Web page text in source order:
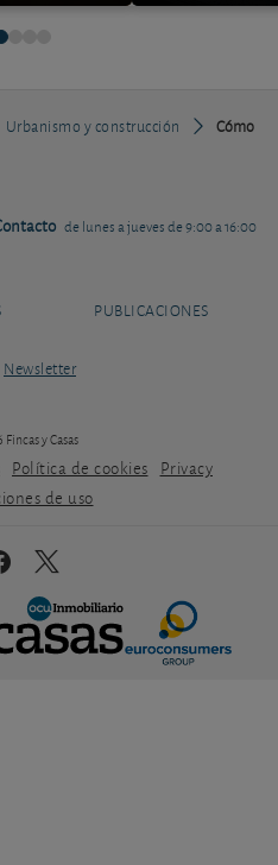
Urbanismo y construcción
Cómo
de lunes a jueves de 9:00 a 16:00
PUBLICACIONES
Newsletter
y Casas
Política de cookies
Privacy
de uso